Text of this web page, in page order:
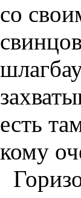
со
есть
кому